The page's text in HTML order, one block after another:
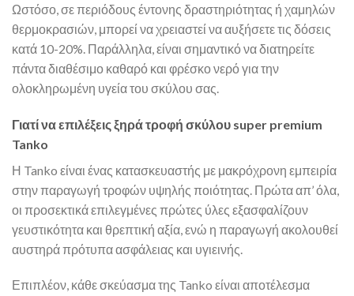
Ωστόσο, σε περιόδους έντονης δραστηριότητας ή χαμηλών
θερμοκρασιών, μπορεί να χρειαστεί να αυξήσετε τις δόσεις
κατά 10-20%. Παράλληλα, είναι σημαντικό να διατηρείτε
πάντα διαθέσιμο καθαρό και φρέσκο νερό για την
ολοκληρωμένη υγεία του σκύλου σας.
Γιατί να επιλέξεις ξηρά τροφή σκύλου super premium
Tanko
Η Tanko είναι ένας κατασκευαστής με μακρόχρονη εμπειρία
στην παραγωγή τροφών υψηλής ποιότητας. Πρώτα απ’ όλα,
οι προσεκτικά επιλεγμένες πρώτες ύλες εξασφαλίζουν
γευστικότητα και θρεπτική αξία, ενώ η παραγωγή ακολουθεί
αυστηρά πρότυπα ασφάλειας και υγιεινής.
Επιπλέον, κάθε σκεύασμα της Tanko είναι αποτέλεσμα